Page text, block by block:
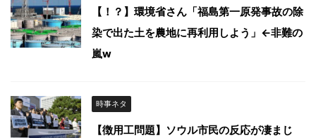
【！？】環境省さん「福島第一原発事故の除
染で出た土を農地に再利用しよう」←非難の
嵐w
時事ネタ
【徴用工問題】ソウル市民の反応が凄まじ